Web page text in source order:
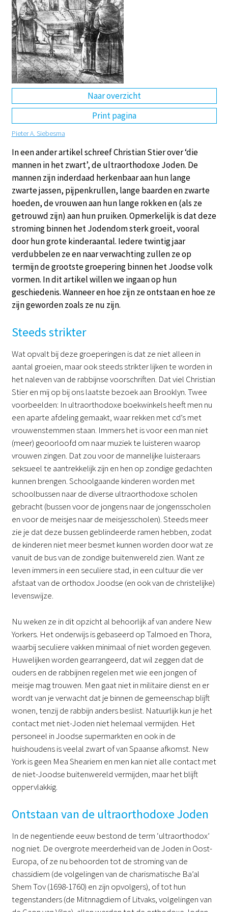
Naar overzicht
Print pagina
Pieter A. Siebesma
In een ander artikel schreef Christian Stier over ‘die
mannen in het zwart’, de ultraorthodoxe Joden. De
mannen zijn inderdaad herkenbaar aan hun lange
zwarte jassen, pijpenkrullen, lange baarden en zwarte
hoeden, de vrouwen aan hun lange rokken en (als ze
getrouwd zijn) aan hun pruiken. Opmerkelijk is dat deze
stroming binnen het Jodendom sterk groeit, vooral
door hun grote kinderaantal. Iedere twintig jaar
verdubbelen ze en naar verwachting zullen ze op
termijn de grootste groepering binnen het Joodse volk
vormen. In dit artikel willen we ingaan op hun
geschiedenis. Wanneer en hoe zijn ze ontstaan en hoe ze
zijn geworden zoals ze nu zijn.
Steeds strikter
Wat opvalt bij deze groeperingen is dat ze niet alleen in
aantal groeien, maar ook steeds strikter lijken te worden in
het naleven van de rabbijnse voorschriften. Dat viel Christian
Stier en mij op bij ons laatste bezoek aan Brooklyn. Twee
voorbeelden: In ultraorthodoxe boekwinkels heeft men nu
een aparte afdeling gemaakt, waar rekken met cd’s met
vrouwenstemmen staan. Immers het is voor een man niet
(meer) geoorloofd om naar muziek te luisteren waarop
vrouwen zingen. Dat zou voor de mannelijke luisteraars
seksueel te aantrekkelijk zijn en hen op zondige gedachten
kunnen brengen. Schoolgaande kinderen worden met
schoolbussen naar de diverse ultraorthodoxe scholen
gebracht (bussen voor de jongens naar de jongensscholen
en voor de meisjes naar de meisjesscholen). Steeds meer
zie je dat deze bussen geblindeerde ramen hebben, zodat
de kinderen niet meer besmet kunnen worden door wat ze
vanuit de bus van de zondige buitenwereld zien. Want ze
leven immers in een seculiere stad, in een cultuur die ver
afstaat van de orthodox Joodse (en ook van de christelijke)
levenswijze.
Nu weken ze in dit opzicht al behoorlijk af van andere New
Yorkers. Het onderwijs is gebaseerd op Talmoed en Thora,
waarbij seculiere vakken minimaal of niet worden gegeven.
Huwelijken worden gearrangeerd, dat wil zeggen dat de
ouders en de rabbijnen regelen met wie een jongen of
meisje mag trouwen. Men gaat niet in militaire dienst en er
wordt van je verwacht dat je binnen de gemeenschap blijft
wonen, tenzij de rabbijn anders beslist. Natuurlijk kun je het
contact met niet-Joden niet helemaal vermijden. Het
personeel in Joodse supermarkten en ook in de
huishoudens is veelal zwart of van Spaanse afkomst. New
York is geen Mea Sheariem en men kan niet alle contact met
de niet-Joodse buitenwereld vermijden, maar het blijft
oppervlakkig.
Ontstaan van de ultraorthodoxe Joden
In de negentiende eeuw bestond de term ‘ultraorthodox’
nog niet. De overgrote meerderheid van de Joden in Oost-
Europa, of ze nu behoorden tot de stroming van de
chassidiem (de volgelingen van de charismatische Ba’al
Shem Tov (1698-1760) en zijn opvolgers), of tot hun
tegenstanders (de Mitnnagdiem of Litvaks, volgelingen van
DE EN